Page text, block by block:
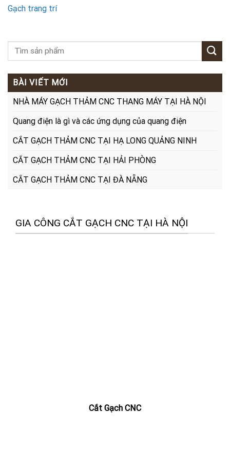
Gạch trang trí
BÀI VIẾT MỚI
NHÀ MÁY GẠCH THẢM CNC THANG MÁY TẠI HÀ NỘI
Quang điện là gì và các ứng dụng của quang điện
CẮT GẠCH THẢM CNC TẠI HẠ LONG QUẢNG NINH
CẮT GẠCH THẢM CNC TẠI HẢI PHÒNG
CẮT GẠCH THẢM CNC TẠI ĐÀ NẴNG
GIA CÔNG CẮT GẠCH CNC TẠI HÀ NỘI
Cắt Gạch CNC